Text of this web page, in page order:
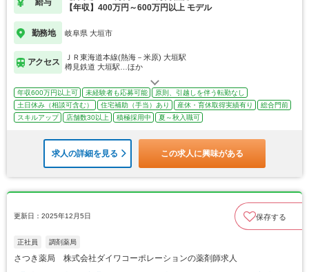
給与
【年収】400万円～600万円以上 モデル
勤務地 岐阜県 大垣市
アクセス
ＪＲ東海道本線(熱海－米原) 大垣駅
樽見鉄道 大垣駅…ほか
年収600万円以上可 未経験者も応募可能
原則、引越しを伴う転勤なし
土日休み（相談可含む）
住宅補助（手当）あり 産休・育休取得実績有り
総合門前
スキルアップ
店舗数30以上 積極採用中 夏～秋入職可
求人の詳細を見る この求人に興味がある
更新日：2025年12月5日 保存する
正社員 調剤薬局
さつき薬局 株式会社ダイワコーポレーションの薬剤師求人